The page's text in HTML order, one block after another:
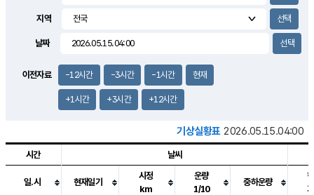
1.6m/s
지역
날짜
이전자료 -12시간 -3시간 -1시간 현재
+1시간 +3시간 +12시간
기상실황표 2026.05.15.04:00
시간 날씨
일.시 현재일기
시정
km
운량
1/10
중하운량